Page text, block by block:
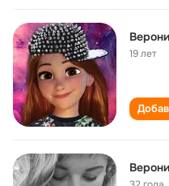
19 лет